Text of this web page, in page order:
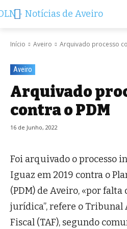
Início Aveiro Arquivado processo
Aveiro
Arquivado
contra o PDM
16 de Junho, 2022
Foi arquivado o processo
Iguaz em 2019 contra o
(PDM) de Aveiro, «por
jurídica”, refere o
Fiscal (TAF), segundo